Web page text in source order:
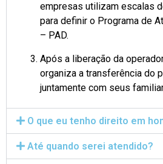
empresas utilizam escalas
para definir o Programa de
– PAD.
Após a liberação da
organiza a transferência do
juntamente com seus
O que eu tenho direito em
Até quando serei atendido?